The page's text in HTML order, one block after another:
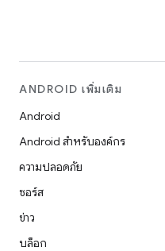
ANDROID เพิ่มเติม
Android
Android สำหรับองค์กร
ความปลอดภัย
ซอร์ส
ข่าว
บล็อก